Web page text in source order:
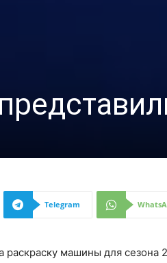
Telegram
раскраску машины для сезона